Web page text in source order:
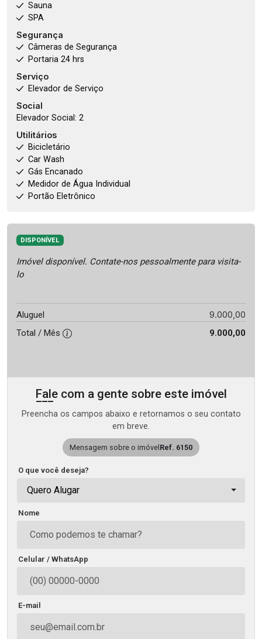
Sauna
SPA
Segurança
Câmeras de Segurança
Portaria 24 hrs
Serviço
Elevador de Serviço
Social
Elevador Social: 2
Utilitários
Bicicletário
Car Wash
Gás Encanado
Medidor de Água Individual
Portão Eletrônico
DISPONÍVEL
Imóvel disponível. Contate-nos pessoalmente para visita-
lo
Aluguel 9.000,00
Total / Mês 9.000,00
Fale com a gente sobre este imóvel
Preencha os campos abaixo e retornamos o seu contato
em breve.
Mensagem sobre o imóvel Ref. 6150
O que você deseja?
Quero Alugar
Nome
Celular / WhatsApp
E-mail